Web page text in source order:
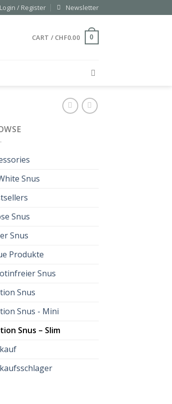
Login / Register Newsletter
CART / CHF0.00 0
Snus
Snus
Snus
Produkte
Snus
Snus
Snus - Mini
Snus – Slim